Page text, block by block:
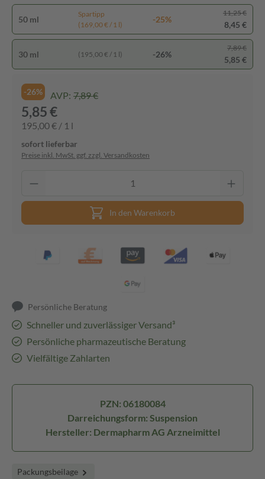
50 ml
Spartipp
(169,00 € / 1 l)
-25%
11,25 €
8,45 €
30 ml (195,00 € / 1 l) -26%
7,89 €
5,85 €
-26% AVP: 7,89 €
5,85 €
195,00 € / 1 l
sofort lieferbar
Preise inkl. MwSt. ggf. zzgl. Versandkosten
In den Warenkorb
Persönliche Beratung
Schneller und zuverlässiger Versand³
Persönliche pharmazeutische Beratung
Vielfältige Zahlarten
PZN: 06180084
Darreichungsform: Suspension
Hersteller: Dermapharm AG Arzneimittel
Packungsbeilage